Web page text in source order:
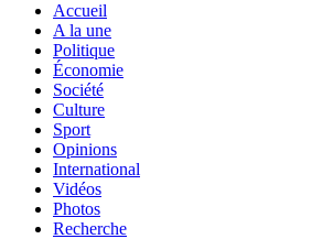
Accueil
A la une
Politique
Économie
Société
Culture
Sport
Opinions
International
Vidéos
Photos
Recherche